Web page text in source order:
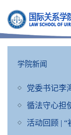
学院新闻
党委书记李
循法守心担使命 联学聚力育英才
活动回顾 | “初